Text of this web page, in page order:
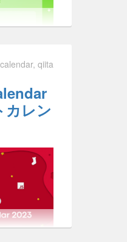
Blogでお
Qiita
るボタン
にする
追加する
ークアッ
バシ
規
て
ー・利用
からご確認
privacy/revisions/20240401
terms/revisions/20240401
ラスト比
成しまし
の見え方
表彰される
ができる
たことを
ください
2023
ている
覧が可能
qiita
カレン